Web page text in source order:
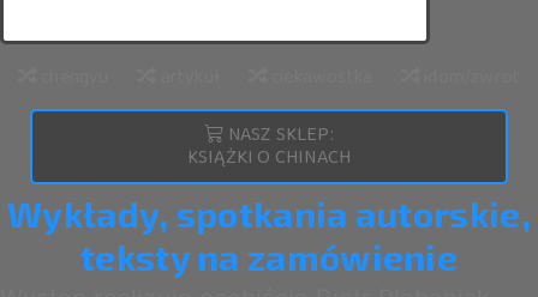
NASZ SKLEP:
KSIĄŻKI O CHINACH
Wykłady, spotkania autorskie,
teksty na zamówienie